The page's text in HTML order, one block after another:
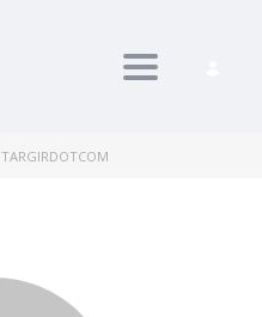
Toggle
TARGIRDOTCOM